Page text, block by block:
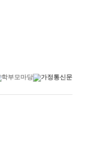
학부모마당 가정통신문